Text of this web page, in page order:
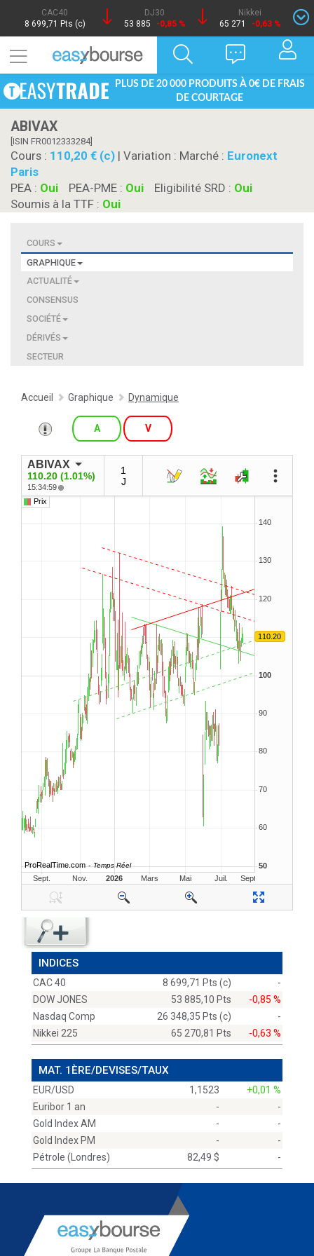
CAC40
8 699,71 Pts (c)
DJ30
53 885
-0,85 %
Nikkei
65 271
-0,63 %
PLUS DE 20 000 PRODUITS À 0€ DE FRAIS
DE COURTAGE
ABIVAX
[ISIN FR0012333284]
Cours : 110,20 € (c) | Variation : Marché : Euronext
Paris
PEA : Oui PEA-PME : Oui Eligibilité SRD : Oui
Soumis à la TTF : Oui
COURS
GRAPHIQUE
ACTUALITÉ
CONSENSUS
SOCIÉTÉ
DÉRIVÉS
SECTEUR
Accueil Graphique Dynamique
A V
INDICES
CAC 40 8 699,71 Pts (c)
-
DOW JONES
53 885,10 Pts
-0,85 %
Nasdaq Comp
26 348,35 Pts (c)
-
Nikkei 225
65 270,81 Pts -0,63 %
MAT. 1ÈRE/DEVISES/TAUX
EUR/USD 1,1523
+0,01 %
Euribor 1 an
-
-
Gold Index AM
-
-
Gold Index PM
-
-
Pétrole (Londres)
82,49 $ -